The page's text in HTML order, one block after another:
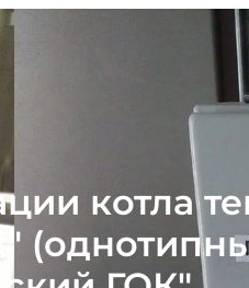
котла